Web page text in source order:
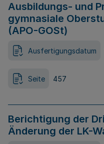
Ausbildungs- und
gymnasiale
(APO-GOSt)
Ausfertigungsdatum
Seite 457
Berichtigung der
Änderung der LK-